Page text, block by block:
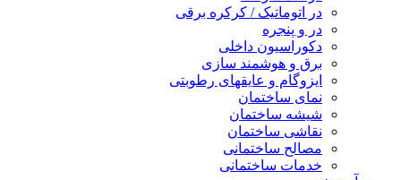
در اتوماتیک / کرکره برقی
در و پنجره
دکوراسیون داخلی
برق و هوشمند سازی
ایزوگام و عایقهای رطوبتی
نمای ساختمان
شیشه ساختمان
نقاشی ساختمان
مصالح ساختمانی
خدمات ساختمانی